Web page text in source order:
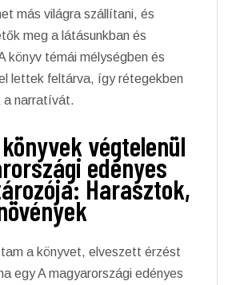
más világra szállítani, és
meg a látásunkban és
könyv témái mélységben és
lettek feltárva, így rétegekben
narratívát.
végtelenül
edényes
Harasztok,
a könyvet, elveszett érzést
egy A magyarországi edényes